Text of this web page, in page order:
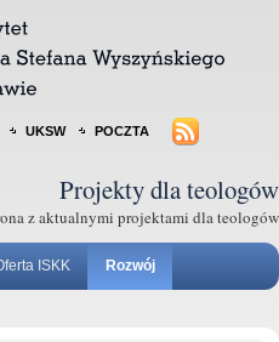
UKSW POCZTA
Projekty dla teologów
z aktualnymi projektami dla teologów
ISKK Rozwój